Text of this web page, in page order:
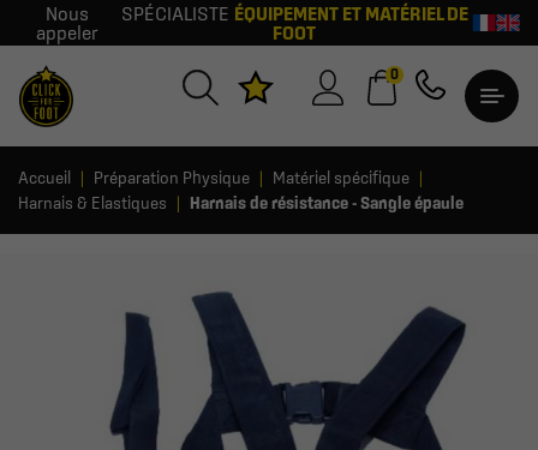
Nous
appeler
SPÉCIALISTE ÉQUIPEMENT ET MATÉRIEL DE
FOOT
0
Accueil Préparation Physique
Matériel spécifique
Harnais & Elastiques
Harnais de résistance - Sangle épaule